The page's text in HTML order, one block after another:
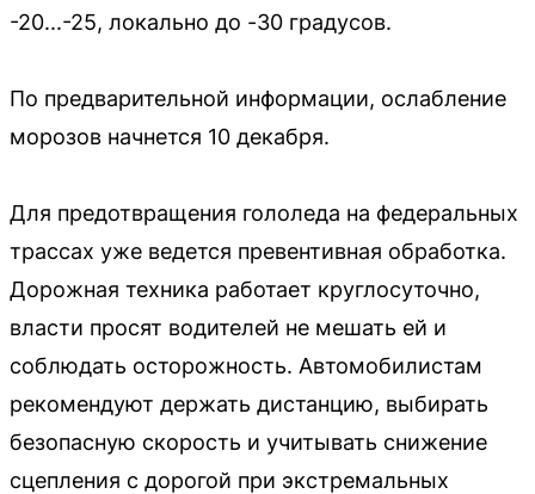
-20...-25, локально до -30 градусов.
По предварительной информации, ослабление
морозов начнется 10 декабря.
Для предотвращения гололеда на федеральных
трассах уже ведется превентивная обработка.
Дорожная техника работает круглосуточно,
власти просят водителей не мешать ей и
соблюдать осторожность. Автомобилистам
рекомендуют держать дистанцию, выбирать
безопасную скорость и учитывать снижение
сцепления с дорогой при экстремальных